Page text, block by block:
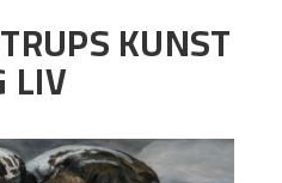
KUNST
LIV